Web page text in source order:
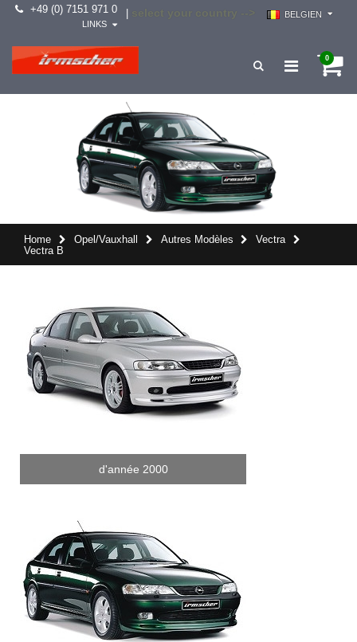
+49 (0) 7151 971 0
BELGIEN
LINKS
0
Home Opel/Vauxhall Autres Modèles
Vectra
Vectra B
d'année 2000